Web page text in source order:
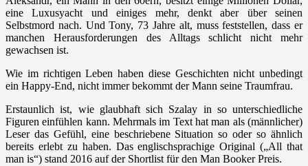
eine Luxusyacht und einiges mehr, denkt aber über seinen
Selbstmord nach. Und Tony, 73 Jahre alt, muss feststellen, dass er
manchen Herausforderungen des Alltags schlicht nicht mehr
gewachsen ist.
Wie im richtigen Leben haben diese Geschichten nicht unbedingt
ein Happy-End, nicht immer bekommt der Mann seine Traumfrau.
Erstaunlich ist, wie glaubhaft sich Szalay in so unterschiedliche
Figuren einfühlen kann. Mehrmals im Text hat man als (männlicher)
Leser das Gefühl, eine beschriebene Situation so oder so ähnlich
bereits erlebt zu haben. Das englischsprachige Original („All that
man is“) stand 2016 auf der Shortlist für den Man Booker Preis.